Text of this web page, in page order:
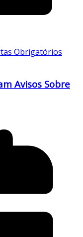
Avisos Sobre